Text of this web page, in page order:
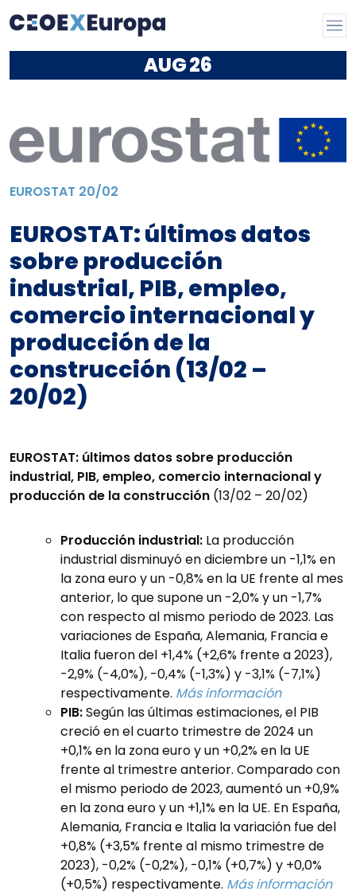
AUG26
EUROSTAT 20/02
EUROSTAT: últimos datos
sobre producción
industrial, PIB, empleo,
comercio internacional y
producción de la
construcción (13/02 –
20/02)
EUROSTAT: últimos datos sobre producción
industrial, PIB, empleo, comercio internacional y
producción de la construcción (13/02 – 20/02)
Producción industrial: La producción
industrial disminuyó en diciembre un -1,1% en
la zona euro y un -0,8% en la UE frente al mes
anterior, lo que supone un -2,0% y un -1,7%
con respecto al mismo periodo de 2023. Las
variaciones de España, Alemania, Francia e
Italia fueron del +1,4% (+2,6% frente a 2023),
-2,9% (-4,0%), -0,4% (-1,3%) y -3,1% (-7,1%)
respectivamente. Más información
PIB:Según las últimas estimaciones, el PIB
creció en el cuarto trimestre de 2024 un
+0,1% en la zona euro y un +0,2% en la UE
frente al trimestre anterior. Comparado con
el mismo periodo de 2023, aumentó un +0,9%
en la zona euro y un +1,1% en la UE. En España,
Alemania, Francia e Italia la variación fue del
+0,8% (+3,5% frente al mismo trimestre de
2023), -0,2% (-0,2%), -0,1% (+0,7%) y +0,0%
(+0,5%) respectivamente. Más información